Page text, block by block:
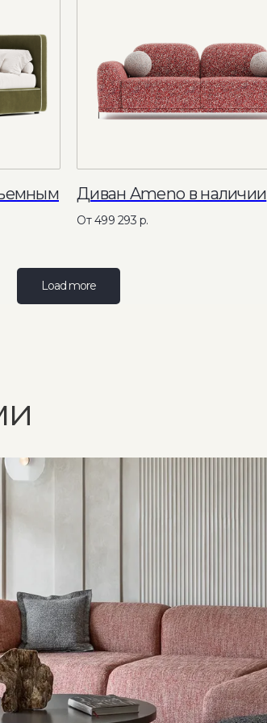
Диван Ameno в наличии
499 293 р.
Load more
партнерства